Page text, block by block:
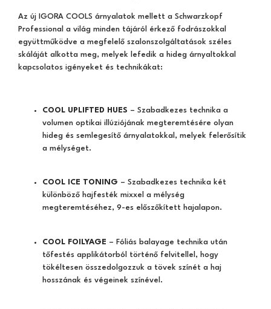
Az új IGORA COOLS árnyalatok mellett a Schwarzkopf
Professional a világ minden tájáról érkező fodrászokkal
együttműködve a megfelelő szalonszolgáltatások széles
skáláját alkotta meg, melyek lefedik a hideg árnyaltokkal
kapcsolatos igényeket és technikákat:
COOL UPLIFTED HUES – Szabadkezes technika a
volumen optikai illúziójának megteremtésére olyan
hideg és semlegesítő árnyalatokkal, melyek felerősítik
a mélységet.
COOL ICE TONING – Szabadkezes technika két
különböző hajfesték mixxel a mélység
megteremtéséhez, 9-es előszőkített hajalapon.
COOL FOILYAGE – Fóliás balayage technika után
tőfestés applikátorból történő felvitellel, hogy
tökéltesen összedolgozzuk a tövek színét a haj
hosszának és végeinek színével.